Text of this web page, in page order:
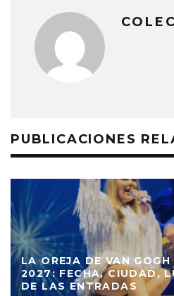
PUBLICACIONES
LA OREJA DE VAN
2027: FECHA, CIUDAD,
DE LAS ENTRADAS